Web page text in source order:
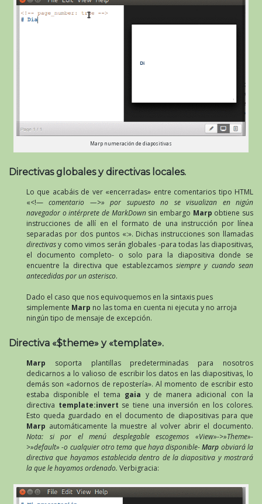
Marp numeración de diapositivas
Directivas globales y directivas locales.
Lo que acabáis de ver «encerradas» entre comentarios tipo HTML
«<!—comentario —>» por supuesto no se visualizan en nigún
navegador o intérprete de MarkDown sin embargo Marp obtiene sus
instrucciones de allí en el formato de una instrucción por línea
separadas por dos puntos «:». Dichas instrucciones son llamadas
directivasy como vimos serán globales -para todas las diapositivas,
el documento completo- o solo para la diapositiva donde se
encuentre la directiva que establezcamos siempre y cuando sean
antecedidas por un asterisco.
Dado el caso que nos equivoquemos en la sintaxis pues
simplemente Marp no las toma en cuenta ni ejecuta y no arroja
ningún tipo de mensaje de excepción.
Directiva «$theme» y «template».
Marp soporta plantillas predeterminadas para nosotros
dedicarnos a lo valioso de escribir los datos en las diapositivas, lo
demás son «adornos de repostería». Al momento de escribir esto
estaba disponible el tema gaia y de manera adicional con la
directiva template:invert se tiene una inversión en los colores.
Esto queda guardado en el documento de diapositivas para que
Marp automáticamente la muestre al volver abrir el documento.
Nota: si por el menú desplegable escogemos «View»->»Theme»-
>»default» -o cualquier otro tema que haya disponible-Marp obviará la
directiva que hayamos establecida dentro de la diapositiva y mostrará
la que le hayamos ordenado. Verbigracia: